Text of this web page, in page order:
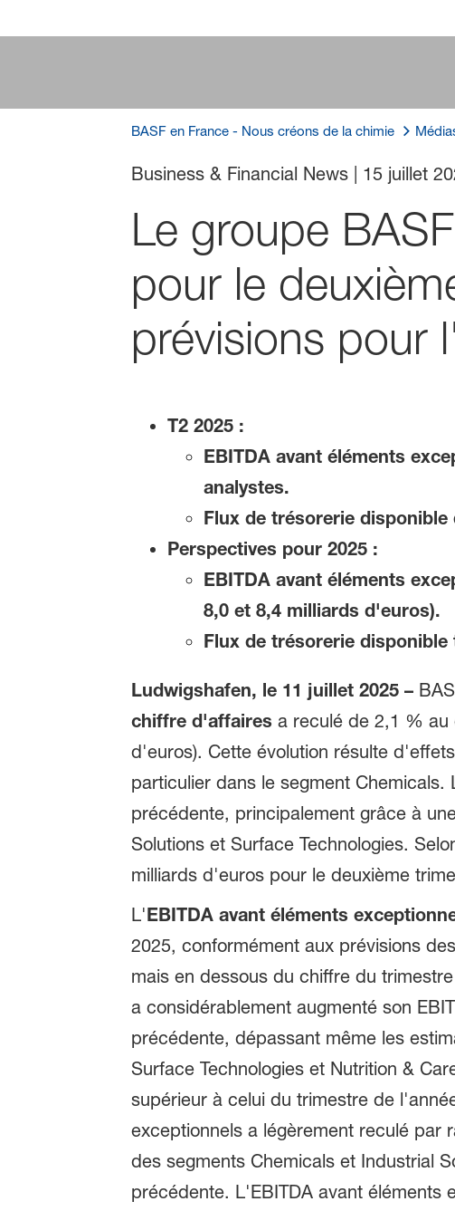
BASF en France - Nous créons de la chimie
Business & Financial News| 15 juillet
Le groupe
pour le
prévisions pour
T2 2025 :
EBITDA avant éléments
analystes.
Flux de trésorerie disponible
Perspectives pour 2025 :
EBITDA avant éléments
8,0 et 8,4 milliards d'euros).
Flux de trésorerie
Ludwigshafen, le 11 juillet 2025 –
chiffre d'affaires a reculé de 2,1 % au
d'euros). Cette évolution résulte
particulier dans le segment
précédente, principalement grâce à
Solutions et Surface Technologies.
milliards d'euros pour le deuxième
L'EBITDA avant éléments
2025, conformément aux prévisions
mais en dessous du chiffre du
a considérablement augmenté son
précédente, dépassant même les
Surface Technologies et Nutrition &
supérieur à celui du trimestre de
exceptionnels a légèrement reculé par
des segments Chemicals et Industrial
précédente. L'EBITDA avant éléments